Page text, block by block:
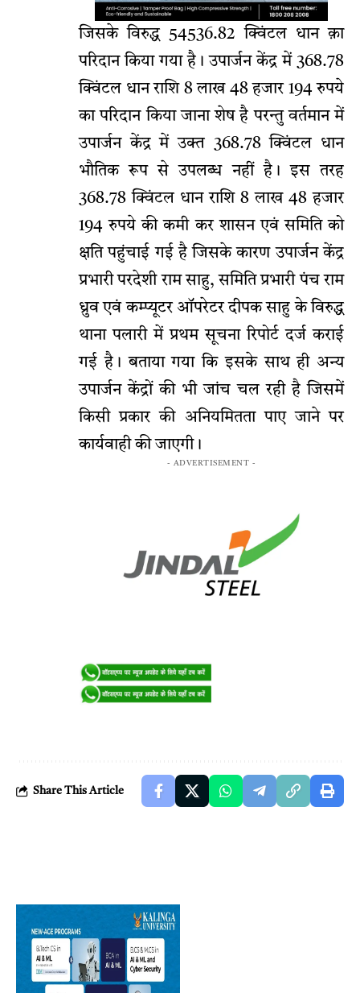
जिसके विरुद्ध 54536.82 क्विंटल धान क़ा
परिदान किया गया है। उपार्जन केंद्र में 368.78
क्विंटल धान राशि 8 लाख 48 हजार 194 रुपये
का परिदान किया जाना शेष है परन्तु वर्तमान में
उपार्जन केंद्र में उक्त 368.78 क्विंटल धान
भौतिक रूप से उपलब्ध नहीं है। इस तरह
368.78 क्विंटल धान राशि 8 लाख 48 हजार
194 रुपये की कमी कर शासन एवं समिति को
क्षति पहुंचाई गई है जिसके कारण उपार्जन केंद्र
प्रभारी परदेशी राम साहु, समिति प्रभारी पंच राम
ध्रुव एवं कम्प्यूटर ऑपरेटर दीपक साहु के विरुद्ध
थाना पलारी में प्रथम सूचना रिपोर्ट दर्ज कराई
गई है। बताया गया कि इसके साथ ही अन्य
उपार्जन केंद्रों की भी जांच चल रही है जिसमें
किसी प्रकार की अनियमितता पाए जाने पर
कार्यवाही की जाएगी।
- ADVERTISEMENT -
Share This Article